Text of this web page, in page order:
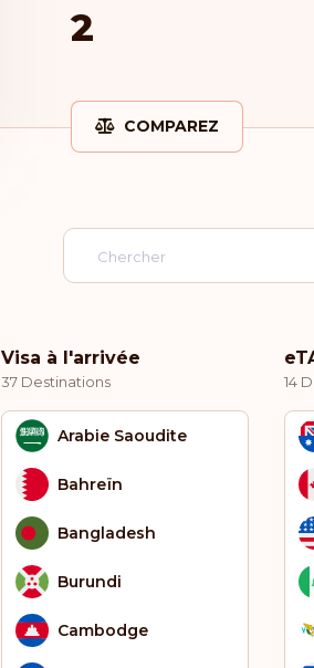
2
COMPAREZ
Visa à l'arrivée
37 Destinations
Arabie Saoudite
Bahreïn
Bangladesh
Burundi
Cambodge
14